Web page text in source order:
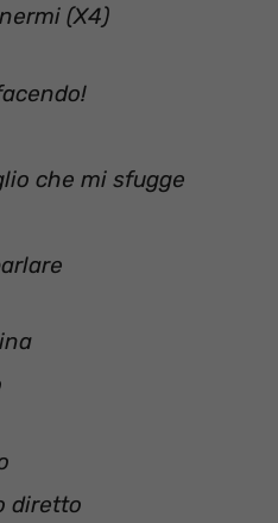
(X4)
che mi sfugge
diretto